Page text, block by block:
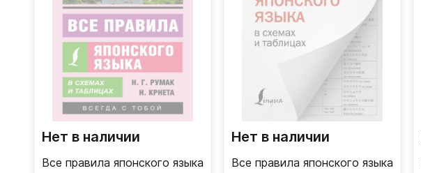
Нет в наличии
Все правила японского языка
Нет в наличии
Все правила японского языка